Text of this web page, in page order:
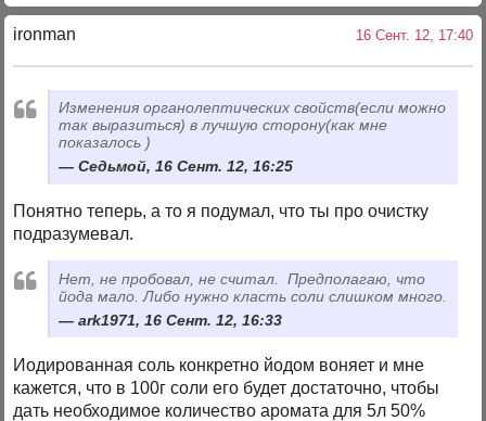
ironman 16 Сент. 12, 17:40
Изменения органолептических свойств(если можно
так выразиться) в лучшую сторону(как мне
показалось )
Cедьмой, 16 Сент. 12, 16:25
Понятно теперь, а то я подумал, что ты про очистку
подразумевал.
Нет, не пробовал, не считал. Предполагаю, что
йода мало. Либо нужно класть соли слишком много.
ark1971, 16 Сент. 12, 16:33
Иодированная соль конкретно йодом воняет и мне
кажется, что в 100г соли его будет достаточно, чтобы
дать необходимое количество аромата для 5л 50%